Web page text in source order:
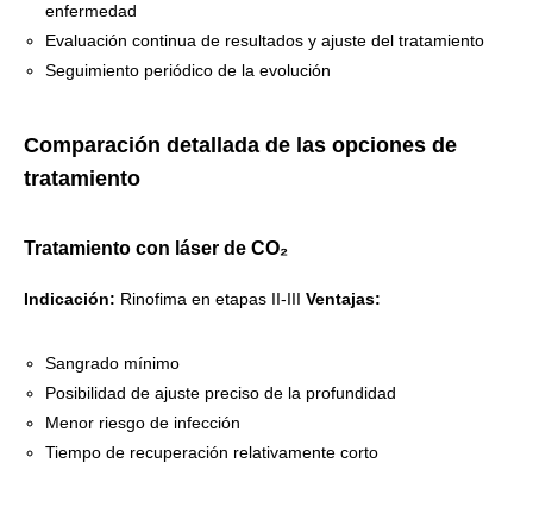
enfermedad
Evaluación continua de resultados y ajuste del tratamiento
Seguimiento periódico de la evolución
Comparación detallada de las opciones de
tratamiento
Tratamiento con láser de CO₂
Indicación: Rinofima en etapas II-III Ventajas:
Sangrado mínimo
Posibilidad de ajuste preciso de la profundidad
Menor riesgo de infección
Tiempo de recuperación relativamente corto